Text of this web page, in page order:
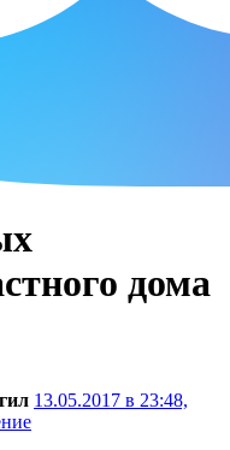
дома
13.05.2017 в 23:48,